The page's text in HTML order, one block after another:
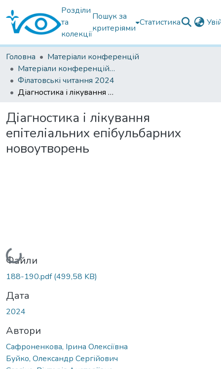
Розділи
та
колекції
Пошук за
критеріями
Статистика
Головна
Матеріали конференцій
Матеріали конференцій Інституту Філатова
Філатовські читання 2024
Діагностика і лікування епітеліальних епібульбарних новоутворень
Діагностика і лікування
епітеліальних епібульбарних
новоутворень
Вантажиться...
Файли
188-190.pdf(499,58 KB)
Дата
2024
Автори
Сафроненкова, Ірина Олексіївна
Буйко, Олександр Сергійович